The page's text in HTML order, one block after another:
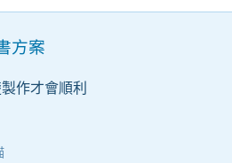
方案
作才會順利